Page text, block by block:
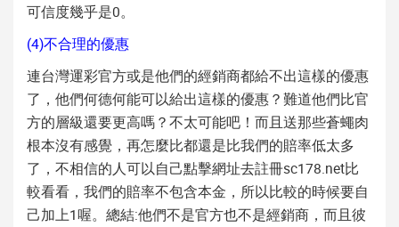
可信度幾乎是0。
(4)不合理的優惠
連台灣運彩官方或是他們的經銷商都給不出這樣的優惠
了，他們何德何能可以給出這樣的優惠？難道他們比官
方的層級還要更高嗎？不太可能吧！而且送那些蒼蠅肉
根本沒有感覺，再怎麼比都還是比我們的賠率低太多
了，不相信的人可以自己點擊網址去註冊sc178.net比
較看看，我們的賠率不包含本金，所以比較的時候要自
己加上1喔。總結:他們不是官方也不是經銷商，而且彼